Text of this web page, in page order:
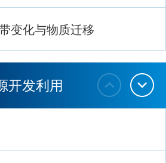
变化与物质迁移
开发利用